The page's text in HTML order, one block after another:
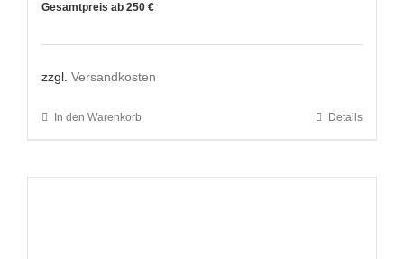
250
zzgl. Versandkosten
In den Warenkorb Details